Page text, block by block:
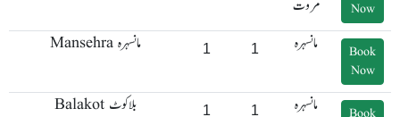
مروت
Now
Mansehra مانسہرہ 1 1 مانسہرہ
Book
Now
Balakot بلاکوٹ 1 1 مانسہرہ
Book